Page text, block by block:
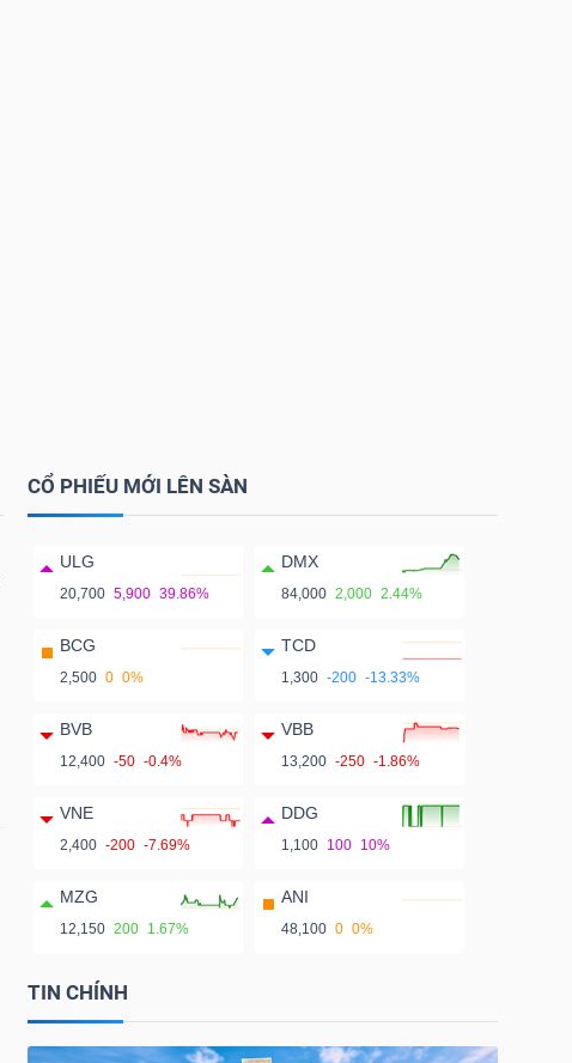
CỔ PHIẾU MỚI LÊN SÀN
ULG
20,700 5,900 39.86%
DMX
84,000 2,000 2.44%
BCG
2,500 0 0%
TCD
1,300 -200 -13.33%
BVB
12,400 -50 -0.4%
VBB
13,200 -250 -1.86%
VNE
2,400 -200 -7.69%
DDG
1,100 100 10%
MZG
12,150 200 1.67%
ANI
48,100 0 0%
TIN CHÍNH